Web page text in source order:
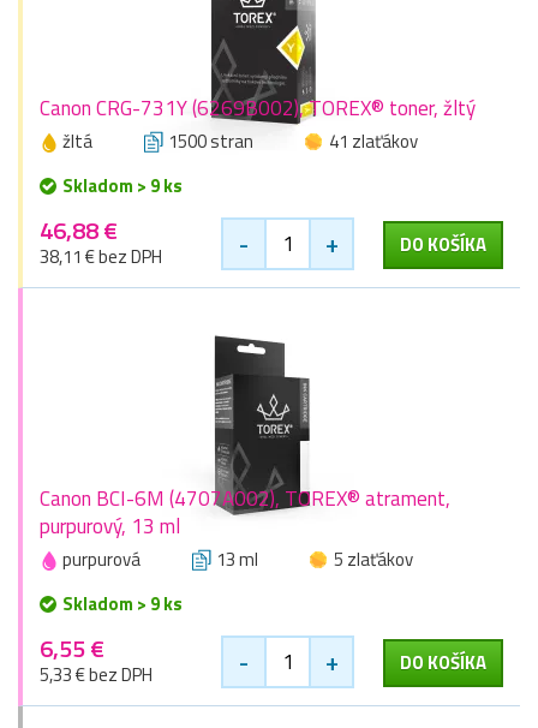
Canon CRG-731Y (6269B002), TOREX® toner, žltý
žltá 1500 stran
41 zlaťákov
Skladom > 9 ks
46,88 €
38,11 € bez DPH - + DO KOŠÍKA
Canon BCI-6M (4707A002), TOREX® atrament,
purpurový, 13 ml
purpurová 13 ml
5 zlaťákov
Skladom > 9 ks
6,55 €
5,33 € bez DPH - + DO KOŠÍKA